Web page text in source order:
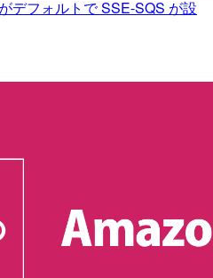
デフォルトで SSE-SQS が設